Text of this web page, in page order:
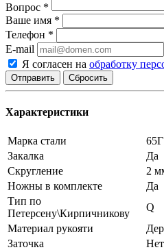
Вопрос *
Ваше имя *
Телефон *
E-mail
Я согласен на обработку
Сбросить
Характеристики
Марка стали
65Г
Закалка
Да
Скругление
2
Ножны в комплекте
Да
Тип по
Петерсену\Кирпичникову
Q
Материал рукояти
Заточка
Нет